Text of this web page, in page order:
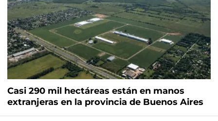
Casi 290 mil hectáreas están en manos
extranjeras en la provincia de Buenos Aires